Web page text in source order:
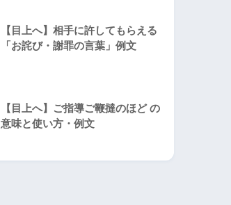
【目上へ】相手に許してもらえる
「お詫び・謝罪の言葉」例文
【目上へ】ご指導ご鞭撻のほど の
意味と使い方・例文